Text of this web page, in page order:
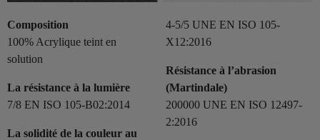
Composition
100% Acrylique teint en
solution
La résistance à la lumière
7/8 EN ISO 105-B02:2014
La solidité de la couleur au
4-5/5 UNE EN ISO 105-
X12:2016
Résistance à l’abrasion
(Martindale)
200000 UNE EN ISO 12497-
2:2016